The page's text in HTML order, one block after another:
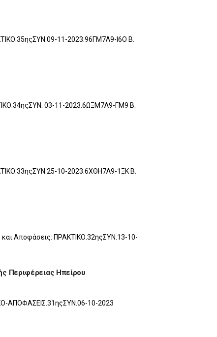
11-2023.96ΓΜ7Λ9-Ι6Ο Β.
03-11-2023.6ΩΞΜ7Λ9-ΓΜ9 Β.
10-2023.6ΧΘΗ7Λ9-1ΞΚ Β.
και Αποφάσεις: ΠΡΑΚΤΙΚΟ.32ηςΣΥΝ.13-10-
Περιφέρειας Ηπείρου
ΑΠΟΦΑΣΕΙΣ.31ηςΣΥΝ.06-10-2023